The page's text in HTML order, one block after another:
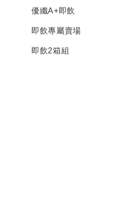
優纖A+即飲
即飲專屬賣場
即飲2箱組